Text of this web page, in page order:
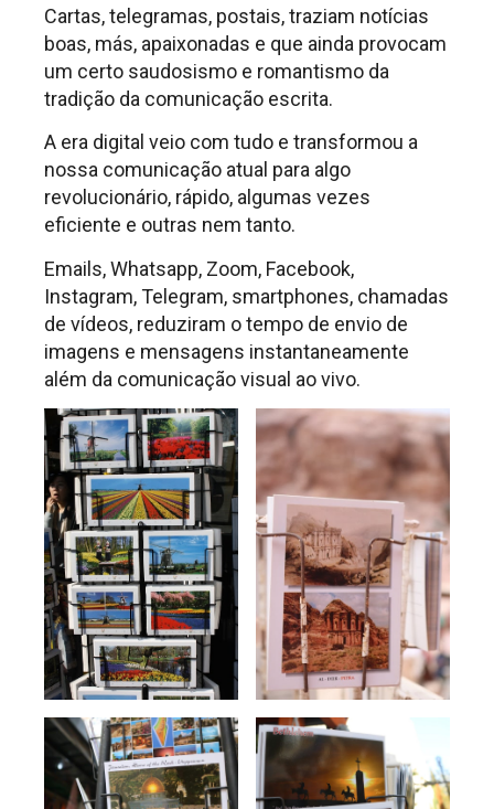
Cartas, telegramas, postais, traziam notícias
boas, más, apaixonadas e que ainda provocam
um certo saudosismo e romantismo da
tradição da comunicação escrita.
A era digital veio com tudo e transformou a
nossa comunicação atual para algo
revolucionário, rápido, algumas vezes
eficiente e outras nem tanto.
Emails, Whatsapp, Zoom, Facebook,
Instagram, Telegram, smartphones, chamadas
de vídeos, reduziram o tempo de envio de
imagens e mensagens instantaneamente
além da comunicação visual ao vivo.